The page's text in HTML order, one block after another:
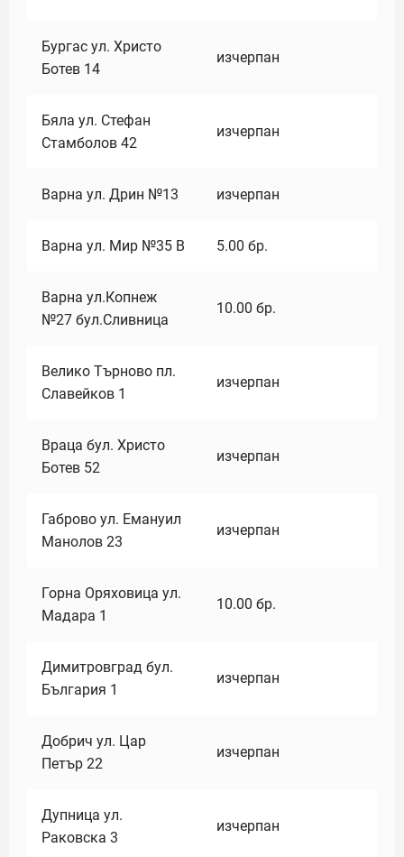
Бургас ул. Христо
Ботев 14
изчерпан
Бяла ул. Стефан
Стамболов 42
изчерпан
Варна ул. Дрин №13 изчерпан
Варна ул. Мир №35 В 5.00 бр.
Варна ул.Копнеж
№27 бул.Сливница
10.00 бр.
Велико Търново пл.
Славейков 1
изчерпан
Враца бул. Христо
Ботев 52
изчерпан
Габрово ул. Емануил
Манолов 23
изчерпан
Горна Оряховица ул.
Мадара 1
10.00 бр.
Димитровград бул.
България 1
изчерпан
Добрич ул. Цар
Петър 22
изчерпан
Дупница ул.
Раковска 3
изчерпан